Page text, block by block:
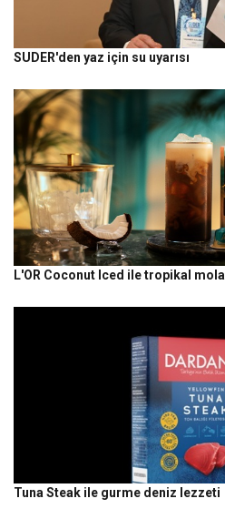
SUDER'den yaz için su uyarısı
L'OR Coconut Iced ile tropikal mola
Tuna Steak ile gurme deniz lezzeti